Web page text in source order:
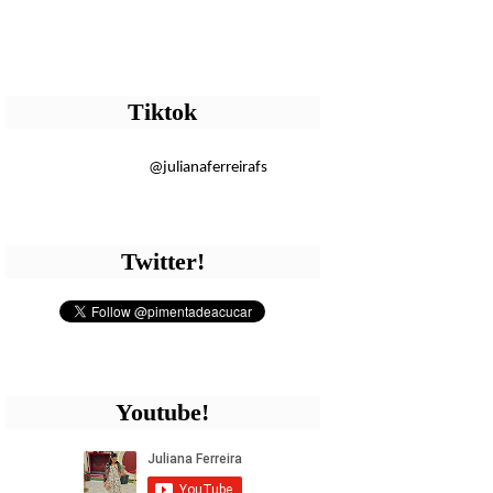
Tiktok
@julianaferreirafs
Twitter!
Youtube!